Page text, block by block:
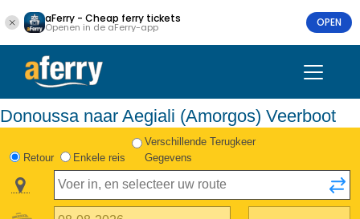
aFerry - Cheap ferry tickets
Openen in de aFerry-app OPEN
Donoussa naar Aegiali (Amorgos) Veerboot
Retour Enkele reis
Verschillende Terugkeer
Gegevens